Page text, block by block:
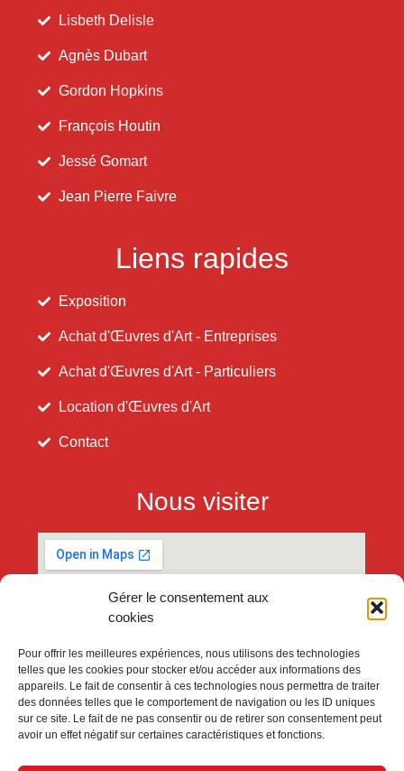
Gérer le consentement aux
cookies
Pour offrir les meilleures expériences, nous utilisons des technologies
telles que les cookies pour stocker et/ou accéder aux informations des
appareils. Le fait de consentir à ces technologies nous permettra de traiter
des données telles que le comportement de navigation ou les ID uniques
sur ce site. Le fait de ne pas consentir ou de retirer son consentement peut
avoir un effet négatif sur certaines caractéristiques et fonctions.
Lisbeth Delisle
Agnès Dubart
Gordon Hopkins
François Houtin
Jessé Gomart
Jean Pierre Faivre
Liens rapides
Exposition
Achat d'Œuvres d'Art - Entreprises
Achat d'Œuvres d'Art - Particuliers
Location d'Œuvres d'Art
Contact
Nous visiter